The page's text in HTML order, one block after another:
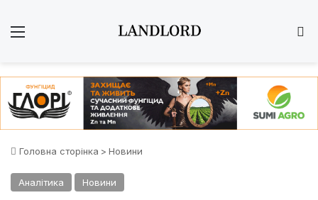
Головна сторінка > Новини
Аналітика Новини